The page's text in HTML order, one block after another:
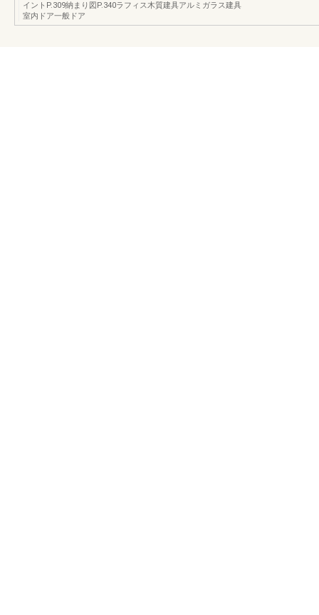
イントP.309納まり図P.340ラフィス木質建具アルミガラス建具
室内ドア一般ドア